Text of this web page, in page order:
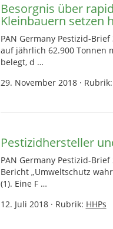
Besorgnis über
Kleinbauern setzen
PAN Germany Pestizid-
auf jährlich 62.900 Tonnen
belegt, d …
29. November 2018· Rubrik:
Pestizidhersteller
PAN Germany Pestizid-
Bericht „Umweltschutz
(1). Eine F …
12. Juli 2018· Rubrik: HHPs